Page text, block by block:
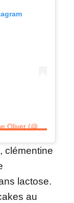
Une publication partagée par Clementine Oliver (@clementine.oliver)
clémentine
lactose.
au